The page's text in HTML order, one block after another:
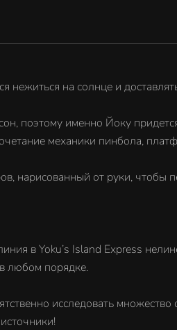
нежиться на солнце и
поэтому именно Йоку
механики пинбола,
от руки, чтобы
Island Express
любом порядке.
исследовать множество